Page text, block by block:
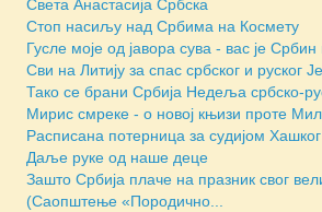
Света Анастасија Србска
Стоп насиљу над Србима на Космету
Гусле моје од јавора сува - вас је Србин
Сви на Литију за спас србског и руског
Тако се брани Србија Недеља србско-
Мирис смреке - о новој књизи проте
Расписана потерница за судијом Хашког
Даље руке од наше деце
Зашто Србија плаче на празник свог
(Саопштење «Породично...